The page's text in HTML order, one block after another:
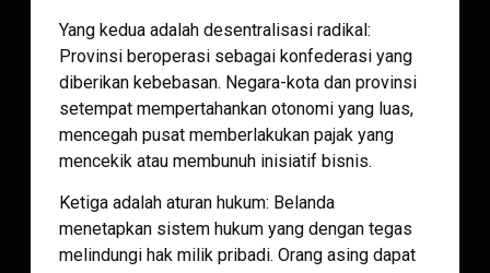
Yang kedua adalah desentralisasi radikal:
Provinsi beroperasi sebagai konfederasi yang
diberikan kebebasan. Negara-kota dan provinsi
setempat mempertahankan otonomi yang luas,
mencegah pusat memberlakukan pajak yang
mencekik atau membunuh inisiatif bisnis.
Ketiga adalah aturan hukum: Belanda
menetapkan sistem hukum yang dengan tegas
melindungi hak milik pribadi. Orang asing dapat